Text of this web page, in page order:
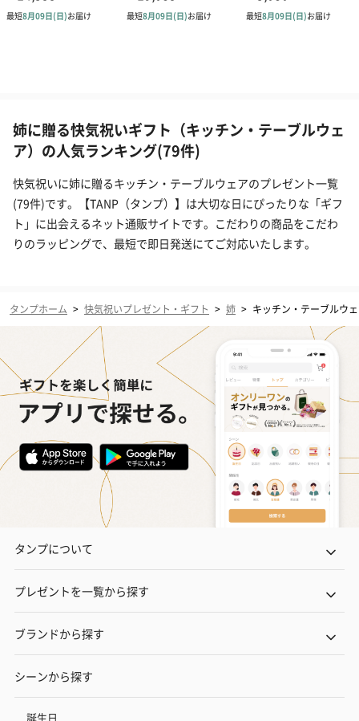
姉に贈る快気祝いギフト（キッチン・テーブルウェ
ア）の人気ランキング(79件)
快気祝いに姉に贈るキッチン・テーブルウェアのプレゼント一覧
(79件)です。【TANP（タンプ）】は大切な日にぴったりな「ギフ
ト」に出会えるネット通販サイトです。こだわりの商品をこだわ
りのラッピングで、最短で即日発送にてご対応いたします。
タンプホーム > 快気祝いプレゼント・ギフト > 姉 > キッチン・テーブルウ
タンプについて
プレゼントを一覧から探す
ブランドから探す
シーンから探す
誕生日